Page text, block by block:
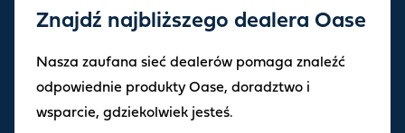
Znajdź najbliższego dealera Oase
Nasza zaufana sieć dealerów pomaga znaleźć
odpowiednie produkty Oase, doradztwo i
wsparcie, gdziekolwiek jesteś.
newslettera
Bądź na bieżąco z najnowszymi informacjami i ofertami naszego